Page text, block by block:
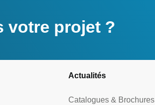
votre projet ?
Actualités
Catalogues & Brochures